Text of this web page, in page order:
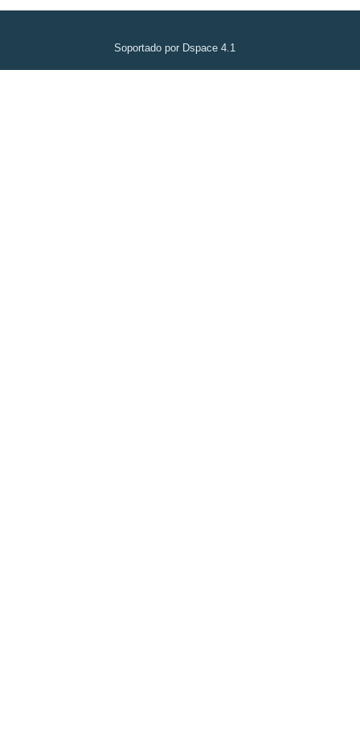
Soportado por Dspace 4.1